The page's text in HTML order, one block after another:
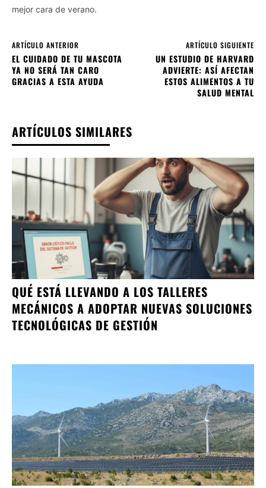
mejor cara de verano.
ARTÍCULO ANTERIOR
EL CUIDADO DE TU MASCOTA
YA NO SERÁ TAN CARO
GRACIAS A ESTA AYUDA
ARTÍCULO SIGUIENTE
UN ESTUDIO DE HARVARD
ADVIERTE: ASÍ AFECTAN
ESTOS ALIMENTOS A TU
SALUD MENTAL
ARTÍCULOS SIMILARES
QUÉ ESTÁ LLEVANDO A LOS TALLERES
MECÁNICOS A ADOPTAR NUEVAS SOLUCIONES
TECNOLÓGICAS DE GESTIÓN